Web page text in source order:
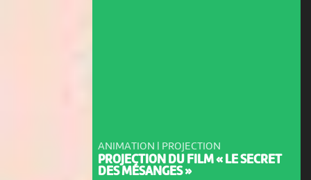
ANIMATION | PROJECTION
PROJECTION DU FILM « LE SECRET
DES MÉSANGES »